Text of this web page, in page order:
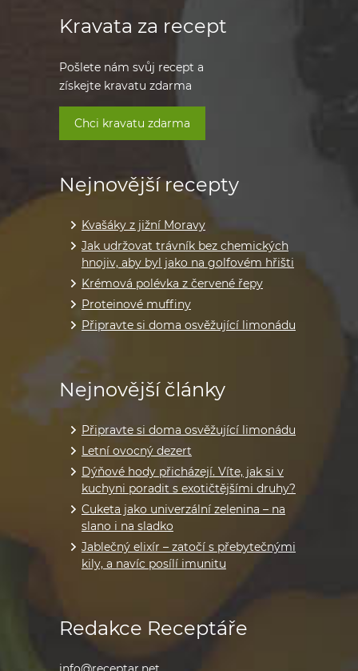
Nejnovější recepty
Kvašáky z jižní Moravy
Jak udržovat trávník bez chemických
hnojiv, aby byl jako na golfovém hřišti
Krémová polévka z červené řepy
Proteinové muffiny
Připravte si doma osvěžující limonádu
Nejnovější články
Připravte si doma osvěžující limonádu
Letní ovocný dezert
Dýňové hody přicházejí. Víte, jak si v
kuchyni poradit s exotičtějšími druhy?
Cuketa jako univerzální zelenina – na
slano i na sladko
Jablečný elixír – zatočí s přebytečnými
kily, a navíc posílí imunitu
Kravata za recept
Pošlete nám svůj recept a
získejte kravatu zdarma
Chci kravatu zdarma
Redakce Receptáře